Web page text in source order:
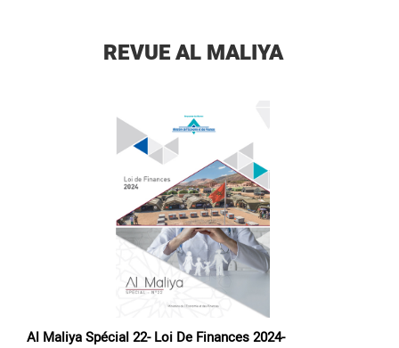
REVUE AL MALIYA
Al Maliya Spécial 22- Loi De Finances 2024-